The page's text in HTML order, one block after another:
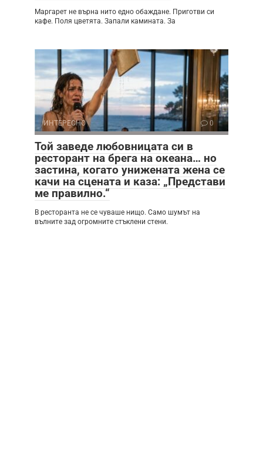
Маргарет не върна нито едно обаждане. Приготви си
кафе. Поля цветята. Запали камината. За
ИНТЕРЕСНО 0
Той заведе любовницата си в
ресторант на брега на океана… но
застина, когато унижената жена се
качи на сцената и каза: „Представи
ме правилно.“
В ресторанта не се чуваше нищо. Само шумът на
вълните зад огромните стъклени стени.